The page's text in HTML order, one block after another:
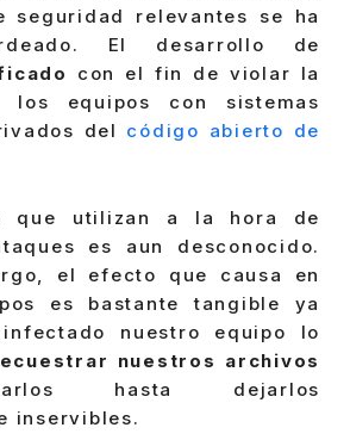
seguridad relevantes se ha
El desarrollo de
con el fin de violar la
los equipos con sistemas
del código abierto de
que utilizan a la hora de
es aun desconocido.
el efecto que causa en
es bastante tangible ya
nuestro equipo lo
ecuestrar nuestros archivos
hasta dejarlos
inservibles.